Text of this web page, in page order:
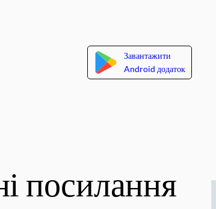
Завантажити
Android додаток
посилання